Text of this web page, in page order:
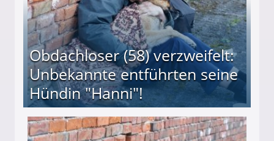
Obdachloser (58) verzweifelt:
Unbekannte entführten seine
Hündin "Hanni"!
entführten seine Hündin "Hanni"!